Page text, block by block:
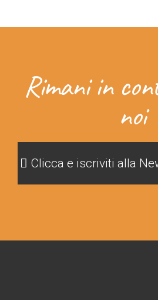
Rimani in
noi
Clicca e iscriviti alla